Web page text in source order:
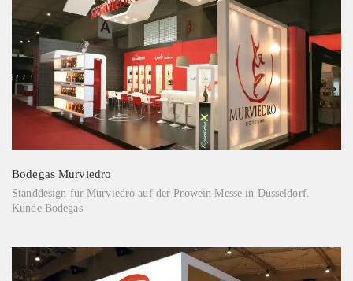
Bodegas Murviedro
Standdesign für Murviedro auf der Prowein Messe in Düsseldorf.
Kunde Bodegas